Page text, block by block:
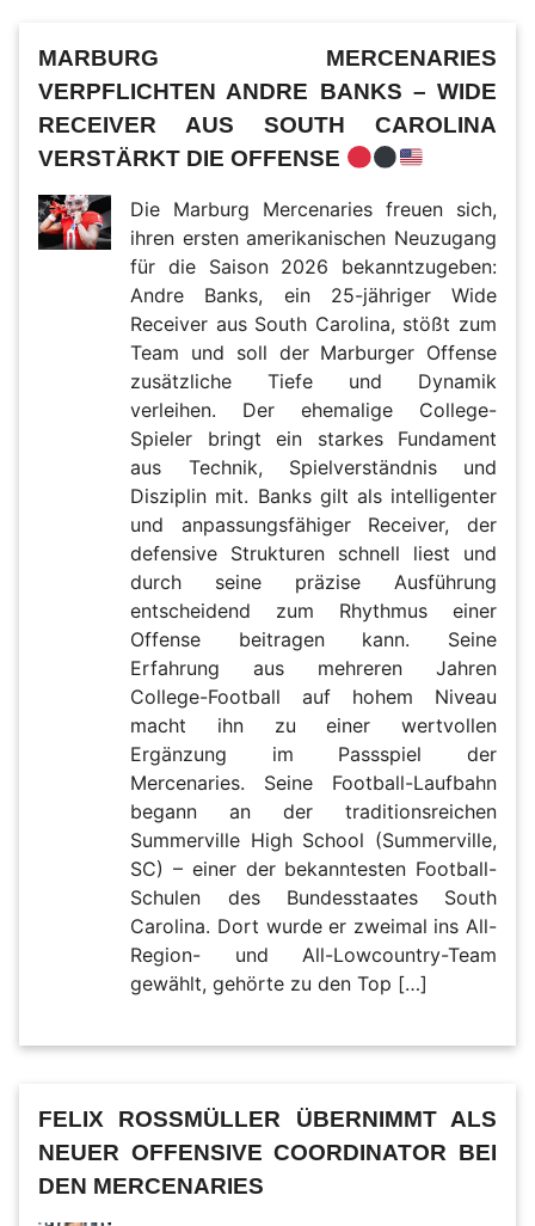
MARBURG MERCENARIES
VERPFLICHTEN ANDRE BANKS – WIDE
RECEIVER AUS SOUTH CAROLINA
VERSTÄRKT DIE OFFENSE
Die Marburg Mercenaries freuen sich,
ihren ersten amerikanischen Neuzugang
für die Saison 2026 bekanntzugeben:
Andre Banks, ein 25-jähriger Wide
Receiver aus South Carolina, stößt zum
Team und soll der Marburger Offense
zusätzliche Tiefe und Dynamik
verleihen. Der ehemalige College-
Spieler bringt ein starkes Fundament
aus Technik, Spielverständnis und
Disziplin mit. Banks gilt als intelligenter
und anpassungsfähiger Receiver, der
defensive Strukturen schnell liest und
durch seine präzise Ausführung
entscheidend zum Rhythmus einer
Offense beitragen kann. Seine
Erfahrung aus mehreren Jahren
College-Football auf hohem Niveau
macht ihn zu einer wertvollen
Ergänzung im Passspiel der
Mercenaries. Seine Football-Laufbahn
begann an der traditionsreichen
Summerville High School (Summerville,
SC) – einer der bekanntesten Football-
Schulen des Bundesstaates South
Carolina. Dort wurde er zweimal ins All-
Region- und All-Lowcountry-Team
gewählt, gehörte zu den Top […]
FELIX ROSSMÜLLER ÜBERNIMMT ALS N
EUER OFFENSIVE COORDINATOR BEI D
EN MERCENARIES